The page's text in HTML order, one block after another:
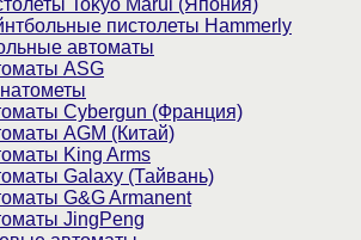
Tokyo Marui (Япония)
пистолеты Hammerly
автоматы
ASG
Cybergun (Франция)
AGM (Китай)
King Arms
Galaxy (Тайвань)
G&G Armanent
JingPeng